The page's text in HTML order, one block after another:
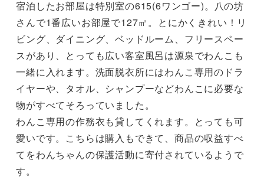
宿泊したお部屋は特別室の615(6ワンゴー)。八の坊
さんで1番広いお部屋で127㎡。とにかくきれい！リ
ビング、ダイニング、ベッドルーム、フリースペー
スがあり、とっても広い客室風呂は源泉でわんこも
一緒に入れます。洗面脱衣所にはわんこ専用のドラ
イヤーや、タオル、シャンプーなどわんこに必要な
物がすべてそろっていました。
わんこ専用の作務衣も貸してくれます。とっても可
愛いです。こちらは購入もできて、商品の収益すべ
てをわんちゃんの保護活動に寄付されているようで
す。